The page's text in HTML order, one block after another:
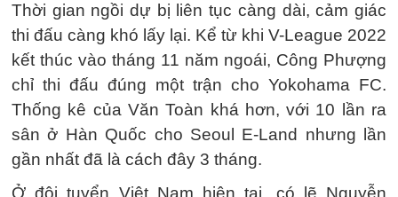
Thời gian ngồi dự bị liên tục càng dài, cảm giác
thi đấu càng khó lấy lại. Kể từ khi V-League 2022
kết thúc vào tháng 11 năm ngoái, Công Phượng
chỉ thi đấu đúng một trận cho Yokohama FC.
Thống kê của Văn Toàn khá hơn, với 10 lần ra
sân ở Hàn Quốc cho Seoul E-Land nhưng lần
gần nhất đã là cách đây 3 tháng.
Ở đội tuyển Việt Nam hiện tại, có lẽ Nguyễn